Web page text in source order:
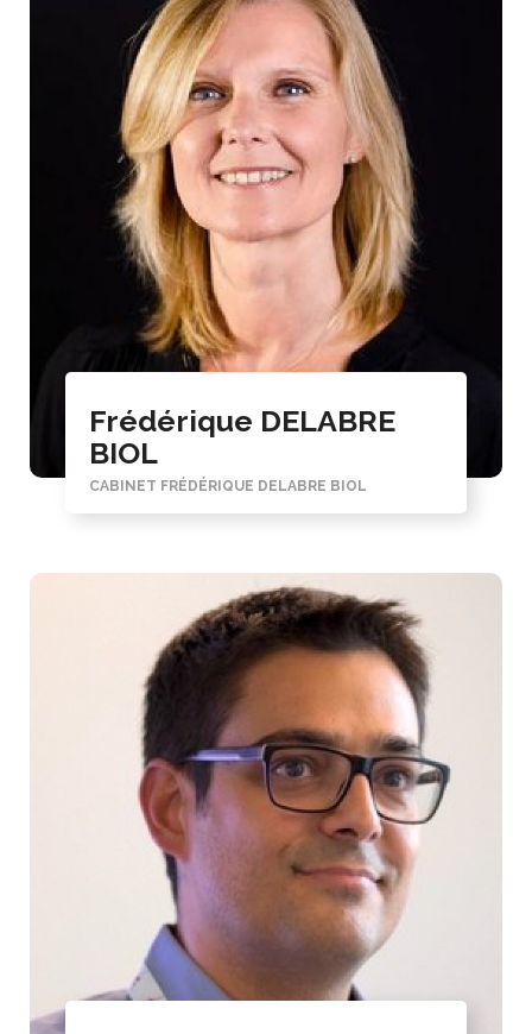
Frédérique DELABRE
BIOL
CABINET FRÉDÉRIQUE DELABRE BIOL